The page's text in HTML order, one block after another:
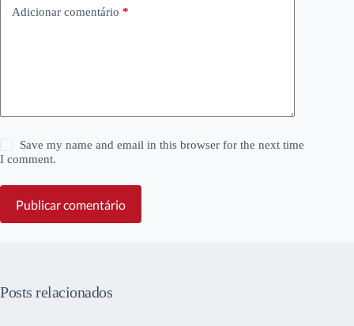
Adicionar comentário *
Save my name and email in this browser for the next time
I comment.
Publicar comentário
Posts relacionados